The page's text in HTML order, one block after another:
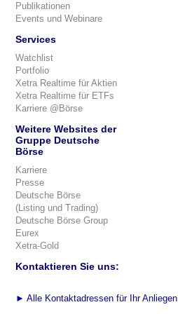
Publikationen
Events und Webinare
Services
Watchlist
Portfolio
Xetra Realtime für Aktien
Xetra Realtime für ETFs
Karriere @Börse
Weitere Websites der
Gruppe Deutsche
Börse
Karriere
Presse
Deutsche Börse
(Listing und Trading)
Deutsche Börse Group
Eurex
Xetra-Gold
Kontaktieren Sie uns:
► Alle Kontaktadressen für Ihr Anliegen